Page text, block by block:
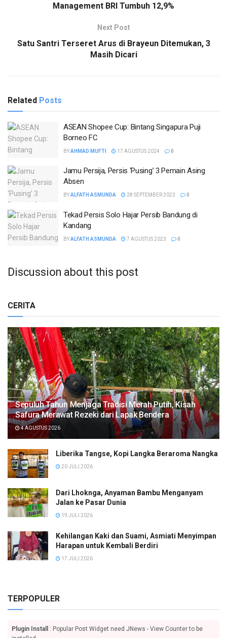
Management BRI Tumbuh 12,9%
Next Post
Satu Santri Terseret Arus di Brayeun Ditemukan, 3
Masih Dicari
Related Posts
ASEAN Shopee Cup: Bintang Singapura Puji
Borneo FC
BYAHMAD MUFTI 17 AGUSTUS 2024 0
Jamu Persija, Persis ‘Pusing’ 3 Pemain Asing
Absen
BYALFATH ASMUNDA 28 SEPTEMBER 2023 0
Tekad Persis Solo Hajar Persib Bandung di
Kandang
BYALFATH ASMUNDA 7 AGUSTUS 2023 0
Discussion about this post
CERITA
Sepuluh Tahun Menjaga Tradisi Merah Putih, Kisah
Safura Merawat Rezeki dari Lapak Bendera
4 AGUSTUS 2026
Liberika Tangse, Kopi Langka Beraroma Nangka
20 JULI 2026
Dari Lhoknga, Anyaman Bambu Menganyam
Jalan ke Pasar Dunia
19 JULI 2026
Kehilangan Kaki dan Suami, Asmiati Menyimpan
Harapan untuk Kembali Berdiri
17 JULI 2026
TERPOPULER
Plugin Install
: Popular Post Widget need JNews - View Counter to be